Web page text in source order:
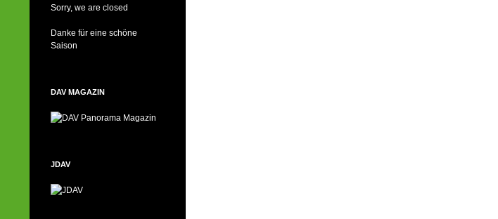
Sorry, we are closed
Danke für eine schöne
Saison
DAV MAGAZIN
JDAV